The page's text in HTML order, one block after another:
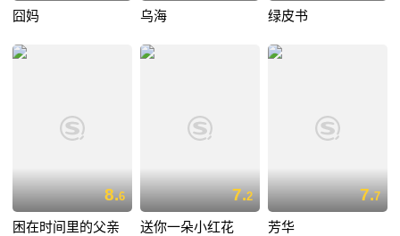
囧妈 乌海 绿皮书
8.6
困在时间里的父亲
7.2
送你一朵小红花
7.7
芳华